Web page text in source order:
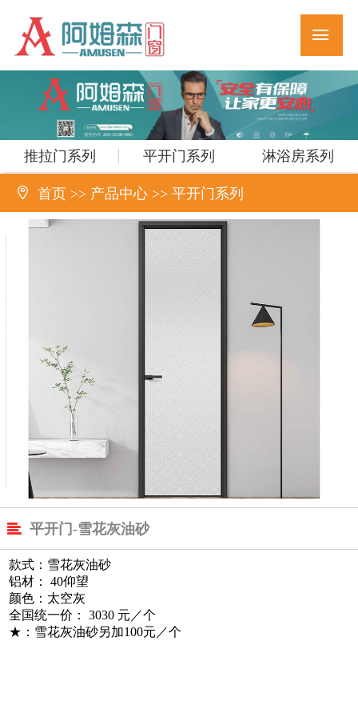
推拉门系列 平开门系列 淋浴房系列
 首页 >> 产品中心 >>平开门系列
 平开门-雪花灰油砂
款式：雪花灰油砂
铝材： 40仰望
颜色：太空灰
全国统一价： 3030 元／个
★：雪花灰油砂另加100元／个